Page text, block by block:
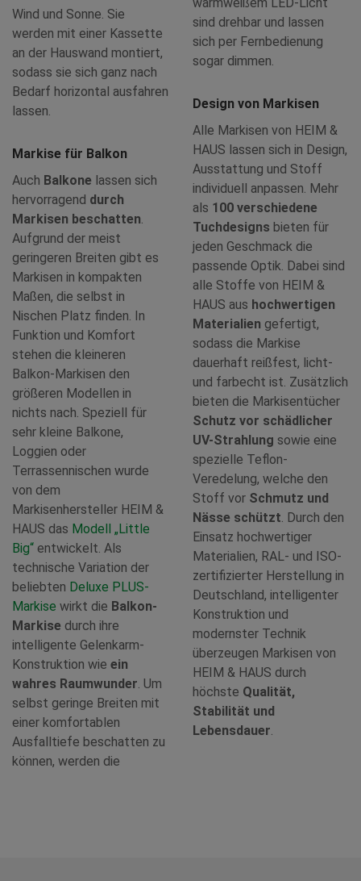
Wind und Sonne. Sie
werden mit einer Kassette
an der Hauswand montiert,
sodass sie sich ganz nach
Bedarf horizontal ausfahren
lassen.
Markise für Balkon
Auch Balkone lassen sich
hervorragend durch
Markisen beschatten
Aufgrund der meist
geringeren Breiten gibt es
Markisen in kompakten
Maßen, die selbst in
Nischen Platz finden. In
Funktion und Komfort
stehen die kleineren
Balkon-Markisen den
größeren Modellen in
nichts nach. Speziell für
sehr kleine Balkone,
Loggien oder
Terrassennischen wurde
von dem
Markisenhersteller HEIM &
HAUS das Modell „Little
Big“ entwickelt. Als
technische Variation der
beliebten Deluxe PLUS-
Markise wirkt die Balkon-
Markise durch ihre
intelligente Gelenkarm-
Konstruktion wie ein
wahres Raumwunder . Um
selbst geringe Breiten mit
einer komfortablen
Ausfalltiefe beschatten zu
können, werden die
sind drehbar und lassen
sich per Fernbedienung
sogar dimmen.
Design von Markisen
Alle Markisen von HEIM &
HAUS lassen sich in Design,
Ausstattung und Stoff
individuell anpassen. Mehr
als 100 verschiedene
Tuchdesigns bieten für
jeden Geschmack die
passende Optik. Dabei sind
alle Stoffe von HEIM &
HAUS aus hochwertigen
Materialien gefertigt,
sodass die Markise
dauerhaft reißfest, licht-
und farbecht ist. Zusätzlich
bieten die Markisentücher
Schutz vor schädlicher
UV-Strahlung sowie eine
spezielle Teflon-
Veredelung, welche den
Stoff vor Schmutz und
Nässe schützt . Durch den
Einsatz hochwertiger
Materialien, RAL- und ISO-
zertifizierter Herstellung in
Deutschland, intelligenter
Konstruktion und
modernster Technik
überzeugen Markisen von
HEIM & HAUS durch
höchste Qualität,
Stabilität und
Lebensdauer